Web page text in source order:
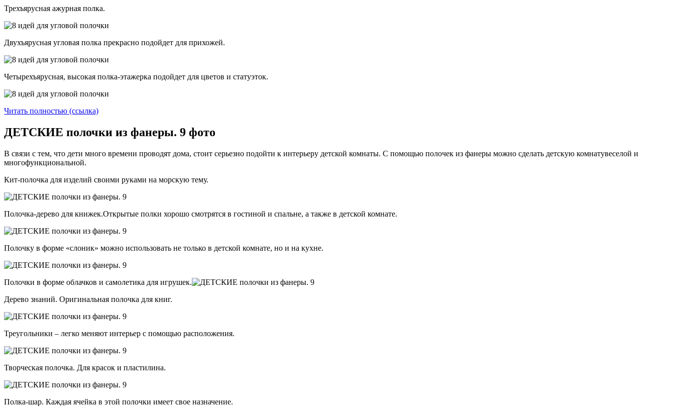
Трехъярусная ажурная полка.
Двухъярусная угловая полка прекрасно подойдет для прихожей.
Четырехъярусная, высокая полка-этажерка подойдет для цветов и статуэток.
Читать полностью (ссылка)
ДЕТСКИЕ полочки из фанеры. 9 фото
В связи с тем, что дети много времени проводят дома, стоит серьезно подойти к интерьеру детской комнаты. С помощью полочек из фанеры можно сделать детскую комнатувеселой и
многофункциональной.
Кит-полочка для изделий своими руками на морскую тему.
Полочка-дерево для книжек.Открытые полки хорошо смотрятся в гостиной и спальне, а также в детской комнате.
Полочку в форме «слоник» можно использовать не только в детской комнате, но и на кухне.
Полочки в форме облачков и самолетика для игрушек.
Дерево знаний. Оригинальная полочка для книг.
Треугольники – легко меняют интерьер с помощью расположения.
Творческая полочка. Для красок и пластилина.
Полка-шар. Каждая ячейка в этой полочки имеет свое назначение.